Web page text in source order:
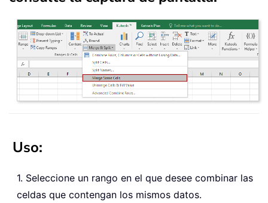
Uso:
1. Seleccione un rango en el que desee combinar las
celdas que contengan los mismos datos.